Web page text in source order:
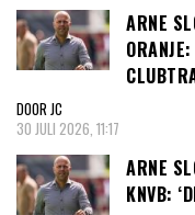
ARNE
DOOR JC
30 JULI 2026, 11:17
ARNE
KNVB: